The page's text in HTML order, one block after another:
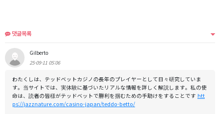
댓글목록
Gilberto
25-09-11 05:06
わたくしは、テッドベットカジノの長年のプレイヤーとして日々研究していま
す。当サイトでは、実体験に基づいたリアルな情報を詳しく解説します。私の使
命は、読者の皆様がテッドベットで勝利を掴むための手助けをすることです htt
ps://jazznature.com/casino-japan/teddo-betto/